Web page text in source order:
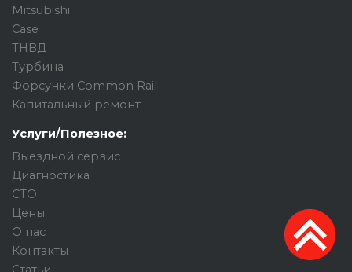
Mitsubishi
Case
ТНВД
Турбина
Форсунки Common Rail
Капитальный ремонт
Услуги/Полезное:
Выездной сервис
Диагностика
СТО
Цены
О нас
Контакты